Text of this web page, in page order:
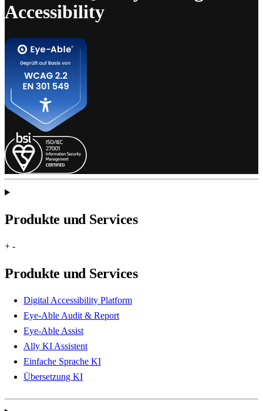
Accessibility
Produkte und Services
+ -
Produkte und Services
Digital Accessibility Platform
Eye-Able Audit & Report
Eye-Able Assist
Ally KI Assistent
Einfache Sprache KI
Übersetzung KI